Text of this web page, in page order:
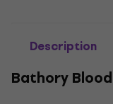
Description
Bathory